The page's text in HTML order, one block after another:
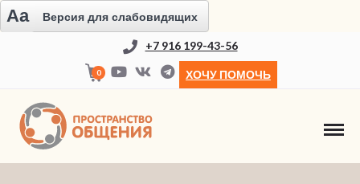
Aa Версия для слабовидящих
+7 916 199-43-56
0 ХОЧУ ПОМОЧЬ